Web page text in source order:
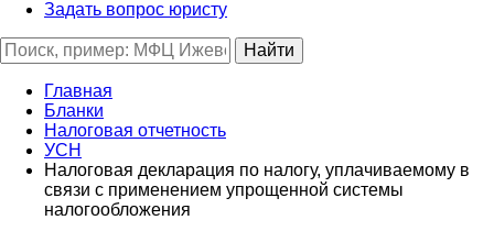
Задать вопрос юристу
Главная
Бланки
Налоговая отчетность
УСН
Налоговая декларация по налогу, уплачиваемому в
связи с применением упрощенной системы
налогообложения